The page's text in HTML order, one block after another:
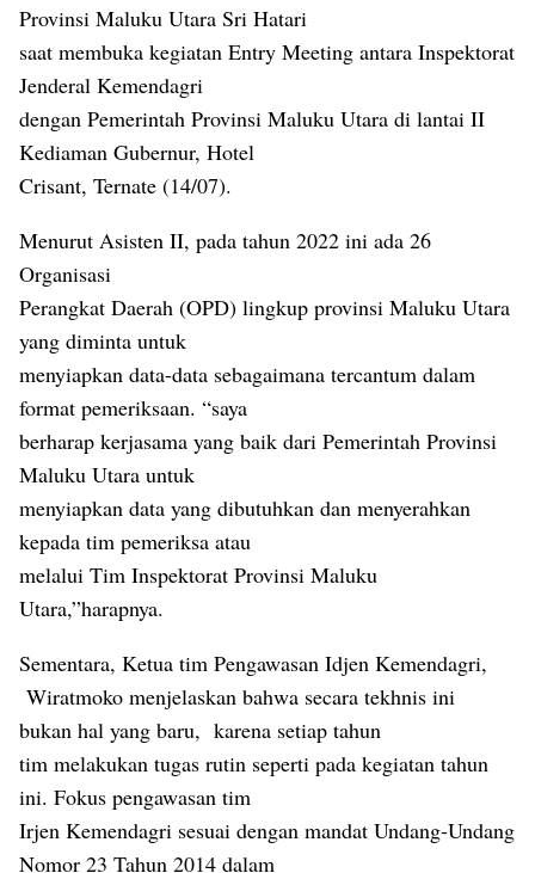
Provinsi Maluku Utara Sri Hatari
saat membuka kegiatan Entry Meeting antara Inspektorat
Jenderal Kemendagri
dengan Pemerintah Provinsi Maluku Utara di lantai II
Kediaman Gubernur, Hotel
Crisant, Ternate (14/07).
Menurut Asisten II, pada tahun 2022 ini ada 26
Organisasi
Perangkat Daerah (OPD) lingkup provinsi Maluku Utara
yang diminta untuk
menyiapkan data-data sebagaimana tercantum dalam
format pemeriksaan. “saya
berharap kerjasama yang baik dari Pemerintah Provinsi
Maluku Utara untuk
menyiapkan data yang dibutuhkan dan menyerahkan
kepada tim pemeriksa atau
melalui Tim Inspektorat Provinsi Maluku
Utara,”harapnya.
Sementara, Ketua tim Pengawasan Idjen Kemendagri,
Wiratmoko menjelaskan bahwa secara tekhnis ini
bukan hal yang baru, karena setiap tahun
tim melakukan tugas rutin seperti pada kegiatan tahun
ini. Fokus pengawasan tim
Irjen Kemendagri sesuai dengan mandat Undang-Undang
Nomor 23 Tahun 2014 dalam